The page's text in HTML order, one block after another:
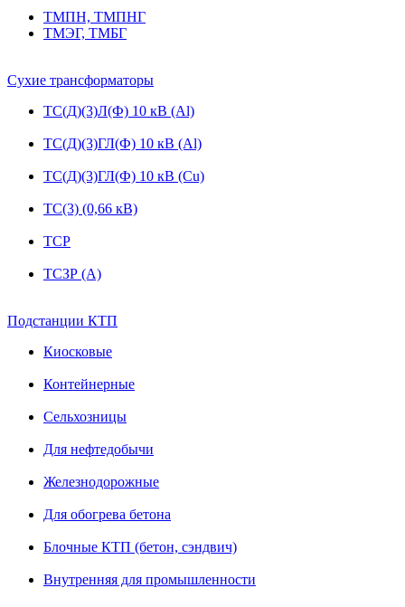
ТМПН, ТМПНГ
ТМЭГ, ТМБГ
Сухие трансформаторы
ТС(Д)(3)Л(Ф) 10 кВ (Al)
ТС(Д)(3)ГЛ(Ф) 10 кВ (Al)
ТС(Д)(3)ГЛ(Ф) 10 кВ (Cu)
ТС(3) (0,66 кВ)
ТСР
ТСЗР (А)
Подстанции КТП
Киосковые
Контейнерные
Сельхозницы
Для нефтедобычи
Железнодорожные
Для обогрева бетона
Блочные КТП (бетон, сэндвич)
Внутренняя для промышленности